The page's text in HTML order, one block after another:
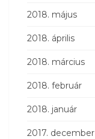
2018. május
2018. április
2018. március
2018. február
2018. január
2017. december